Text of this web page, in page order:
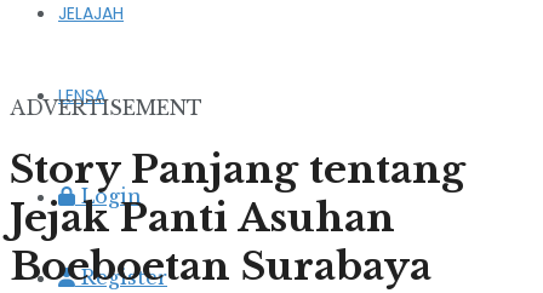
JELAJAH
LENSA
Login
Register
ADVERTISEMENT
Story Panjang tentang
Jejak Panti Asuhan
Boeboetan Surabaya